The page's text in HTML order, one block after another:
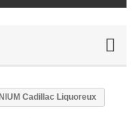
Cadillac Liquoreux